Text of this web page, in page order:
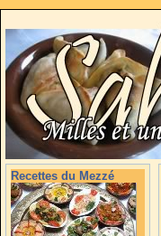
Recettes du Mezzé